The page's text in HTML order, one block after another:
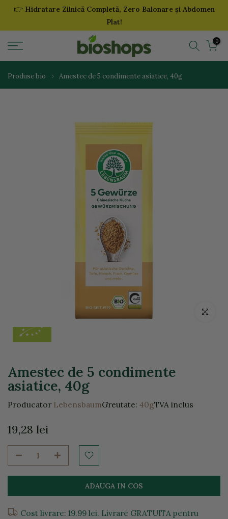
Sari
👉 Hidratare Zilnică Completă, Zero Balonare și Abdomen
Plat!
0
Produse bio Amestec de 5 condimente asiatice, 40g
Click
Amestec de 5 condimente
asiatice, 40g
Producator LebensbaumGreutate: 40gTVA inclus
19,28 lei
ADAUGA IN COS
Cost livrare: 19.99 lei. Livrare GRATUITA pentru